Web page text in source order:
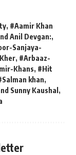
, #Aamir Khan
Anil Devgan:,
Sanjaya-
, #Arbaaz-
Khans, #Hit
khan,
Sunny Kaushal ,